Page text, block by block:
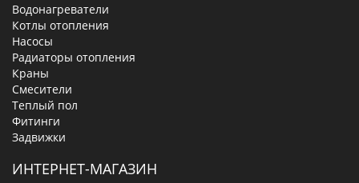
Водонагреватели
Котлы отопления
Насосы
Радиаторы отопления
Краны
Смесители
Теплый пол
Фитинги
Задвижки
ИНТЕРНЕТ-МАГАЗИН